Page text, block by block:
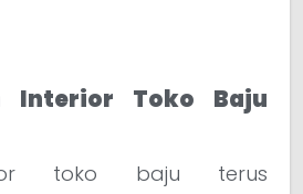
Interior Toko Baju
toko baju terus